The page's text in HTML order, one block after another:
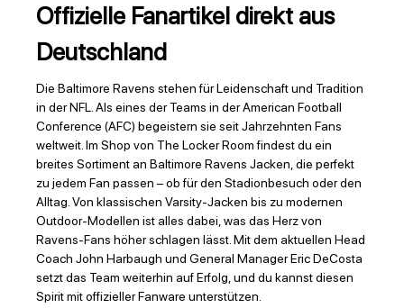
Offizielle Fanartikel direkt aus
Deutschland
Die Baltimore Ravens stehen für Leidenschaft und Tradition
in der NFL. Als eines der Teams in der American Football
Conference (AFC) begeistern sie seit Jahrzehnten Fans
weltweit. Im Shop von The Locker Room findest du ein
breites Sortiment an Baltimore Ravens Jacken, die perfekt
zu jedem Fan passen – ob für den Stadionbesuch oder den
Alltag. Von klassischen Varsity-Jacken bis zu modernen
Outdoor-Modellen ist alles dabei, was das Herz von
Ravens-Fans höher schlagen lässt. Mit dem aktuellen Head
Coach John Harbaugh und General Manager Eric DeCosta
setzt das Team weiterhin auf Erfolg, und du kannst diesen
Spirit mit offizieller Fanware unterstützen.